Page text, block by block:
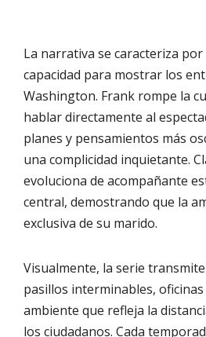
La narrativa se caracteriza
capacidad para mostrar los
Washington. Frank rompe la
hablar directamente al
planes y pensamientos más
una complicidad inquietante.
evoluciona de acompañante
central, demostrando que la
exclusiva de su marido.
Visualmente, la serie
pasillos interminables,
ambiente que refleja la
los ciudadanos. Cada